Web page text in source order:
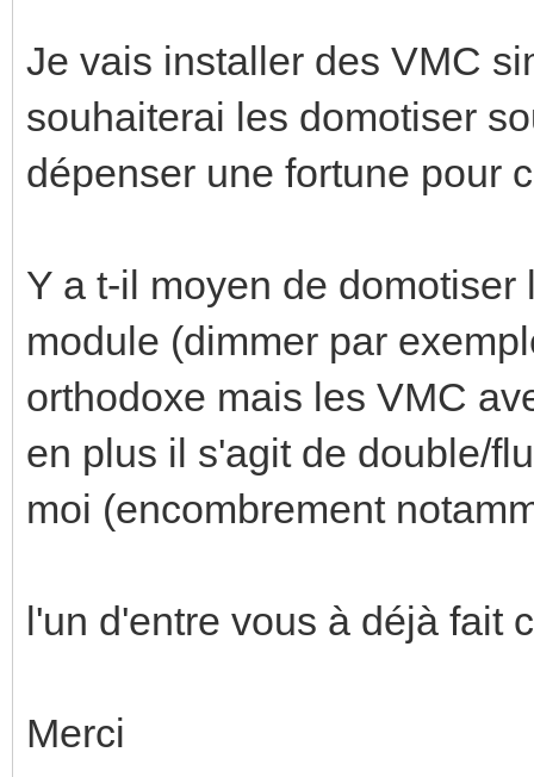
Je vais installer des VMC
souhaiterai les domotiser
dépenser une fortune pour
Y a t-il moyen de
module (dimmer par
orthodoxe mais les VMC
en plus il s'agit de double/
moi (encombrement
l'un d'entre vous à déjà fait
Merci